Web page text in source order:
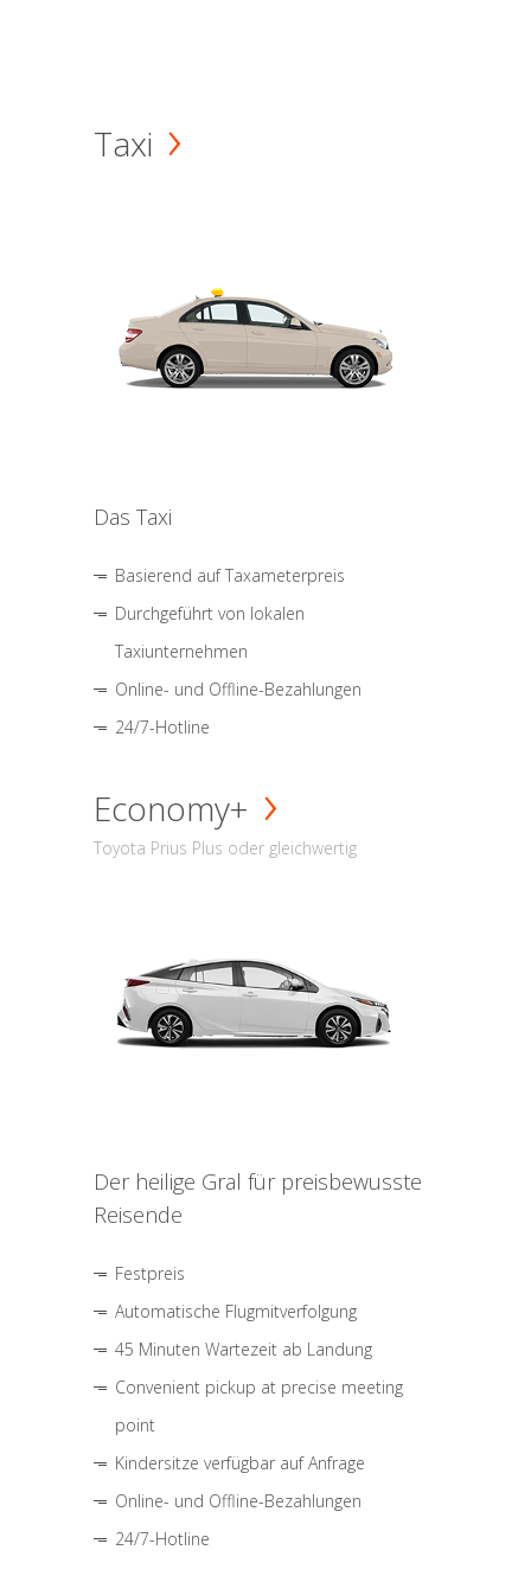
Taxi
Das Taxi
Basierend auf Taxameterpreis
Durchgeführt von lokalen
Taxiunternehmen
Online- und Offline-Bezahlungen
24/7-Hotline
Economy+
Toyota Prius Plus oder gleichwertig
Der heilige Gral für preisbewusste
Reisende
Festpreis
Automatische Flugmitverfolgung
45 Minuten Wartezeit ab Landung
Convenient pickup at precise meeting
point
Kindersitze verfügbar auf Anfrage
Online- und Offline-Bezahlungen
24/7-Hotline